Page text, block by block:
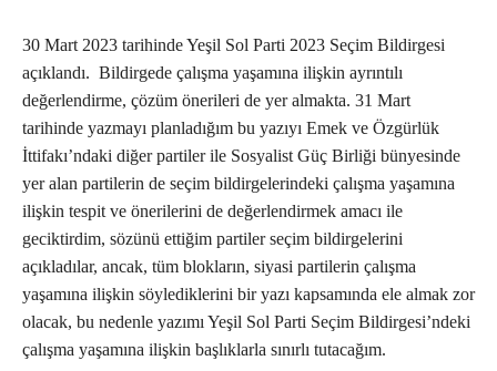
30 Mart 2023 tarihinde Yeşil Sol Parti 2023 Seçim Bildirgesi
açıklandı. Bildirgede çalışma yaşamına ilişkin ayrıntılı
değerlendirme, çözüm önerileri de yer almakta. 31 Mart
tarihinde yazmayı planladığım bu yazıyı Emek ve Özgürlük
İttifakı’ndaki diğer partiler ile Sosyalist Güç Birliği bünyesinde
yer alan partilerin de seçim bildirgelerindeki çalışma yaşamına
ilişkin tespit ve önerilerini de değerlendirmek amacı ile
geciktirdim, sözünü ettiğim partiler seçim bildirgelerini
açıkladılar, ancak, tüm blokların, siyasi partilerin çalışma
yaşamına ilişkin söylediklerini bir yazı kapsamında ele almak zor
olacak, bu nedenle yazımı Yeşil Sol Parti Seçim Bildirgesi’ndeki
çalışma yaşamına ilişkin başlıklarla sınırlı tutacağım.